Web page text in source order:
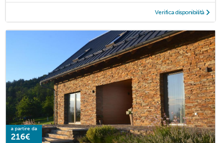
Verifica disponibilità
a partire da
216€